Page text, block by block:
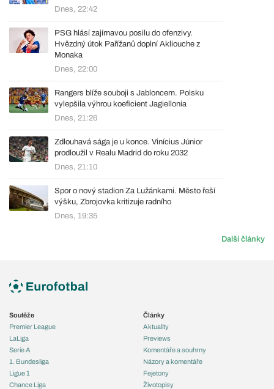
Dnes, 22:42
PSG hlásí zajímavou posilu do ofenzivy.
Hvězdný útok Pařížanů doplní Akliouche z
Monaka
Dnes, 22:00
Rangers blíže souboji s Jabloncem. Polsku
vylepšila výhrou koeficient Jagiellonia
Dnes, 21:26
Zdlouhavá sága je u konce. Vinícius Júnior
prodloužil v Realu Madrid do roku 2032
Dnes, 21:10
Spor o nový stadion Za Lužánkami. Město řeší
výšku, Zbrojovka kritizuje radního
Dnes, 19:35
Další články
Soutěže
Premier League
LaLiga
Serie A
1. Bundesliga
Ligue 1
Chance Liga
Články
Aktuality
Previews
Komentáře a souhrny
Názory a komentáře
Fejetony
Životopisy